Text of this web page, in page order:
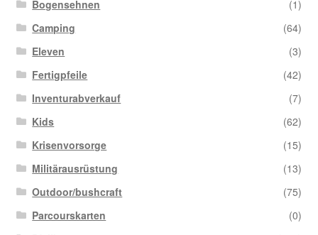
Bogensehnen
(1)
Camping
(64)
Eleven
(3)
Fertigpfeile
(42)
Inventurabverkauf
(7)
Kids
(62)
Krisenvorsorge
(15)
Militärausrüstung
(13)
Outdoor/bushcraft
(75)
Parcourskarten
(0)